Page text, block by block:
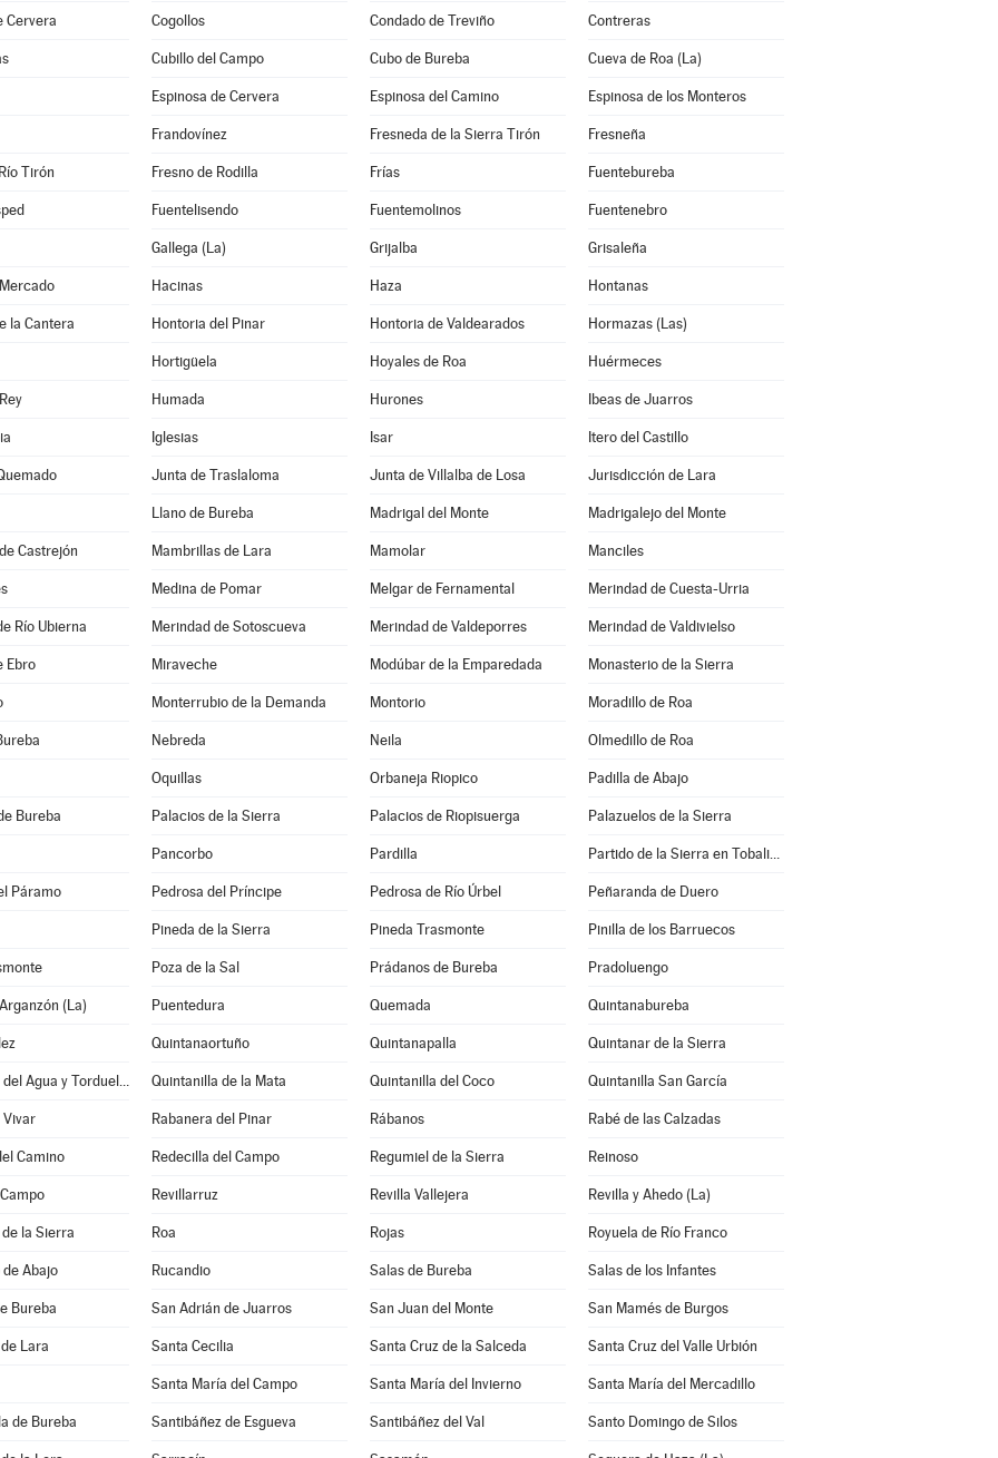
Cervera Cogollos Condado de Treviño Contreras
Cubillo del Campo Cubo de Bureba Cueva de Roa (La)
Espinosa de Cervera Espinosa del Camino Espinosa de los Monteros
Frandovínez Fresneda de la Sierra Tirón Fresneña
Tirón Fresno de Rodilla Frías Fuentebureba
Fuentelisendo Fuentemolinos Fuentenebro
Gallega (La) Grijalba Grisaleña
Hacinas Haza Hontanas
la Cantera Hontoria del Pinar Hontoria de Valdearados Hormazas (Las)
Hortigüela Hoyales de Roa Huérmeces
Humada Hurones Ibeas de Juarros
Iglesias Isar Itero del Castillo
Junta de Traslaloma Junta de Villalba de Losa Jurisdicción de Lara
Llano de Bureba Madrigal del Monte Madrigalejo del Monte
Castrejón Mambrillas de Lara Mamolar Manciles
Medina de Pomar Melgar de Fernamental Merindad de Cuesta-Urria
Río Ubierna Merindad de Sotoscueva Merindad de Valdeporres Merindad de Valdivielso
Ebro Miraveche Modúbar de la Emparedada Monasterio de la Sierra
Monterrubio de la Demanda Montorio Moradillo de Roa
Nebreda Neila Olmedillo de Roa
Oquillas Orbaneja Riopico Padilla de Abajo
Bureba Palacios de la Sierra Palacios de Riopisuerga Palazuelos de la Sierra
Pancorbo Pardilla Partido de la Sierra en Tobalina
Páramo Pedrosa del Príncipe Pedrosa de Río Úrbel Peñaranda de Duero
Pineda de la Sierra Pineda Trasmonte Pinilla de los Barruecos
Poza de la Sal Prádanos de Bureba Pradoluengo
(La) Puentedura Quemada Quintanabureba
Quintanaortuño Quintanapalla Quintanar de la Sierra
Quintanilla del Agua y Tordueles Quintanilla de la Mata Quintanilla del Coco Quintanilla San García
Vivar Rabanera del Pinar Rábanos Rabé de las Calzadas
Camino Redecilla del Campo Regumiel de la Sierra Reinoso
Revillarruz Revilla Vallejera Revilla y Ahedo (La)
la Sierra Roa Rojas Royuela de Río Franco
de Abajo Rucandio Salas de Bureba Salas de los Infantes
Bureba San Adrián de Juarros San Juan del Monte San Mamés de Burgos
Lara Santa Cecilia Santa Cruz de la Salceda Santa Cruz del Valle Urbión
Santa María del Campo Santa María del Invierno Santa María del Mercadillo
de Bureba Santibáñez de Esgueva Santibáñez del Val Santo Domingo de Silos